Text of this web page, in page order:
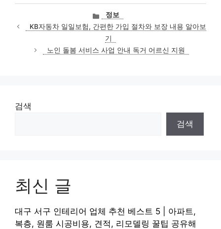
카
테
고
리
정보
KB자동차 일일보험, 간편한 가입 절차와 보장 내용 알아보
기
노인 돌봄 서비스 사업 안내 독거 어르신 지원
검색
검색
최신 글
대구 서구 인테리어 업체 추천 베스트 5 | 아파트,
복층, 원룸 시공비용, 견적, 리모델링 꿀팁 공유해